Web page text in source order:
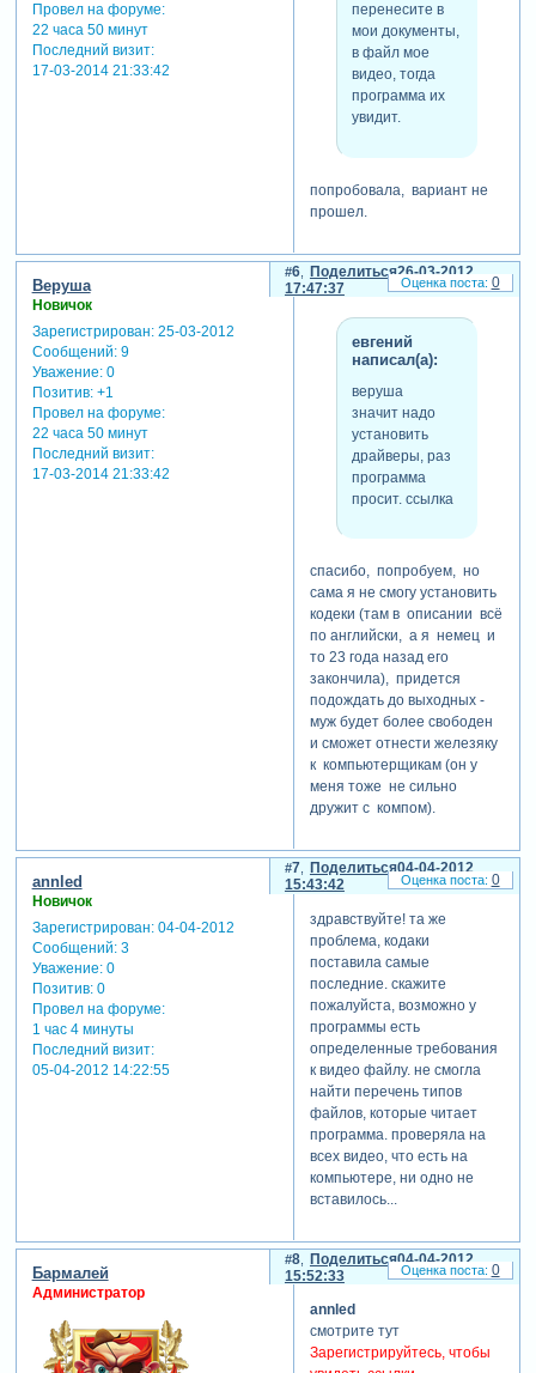
Провел на форуме:
22 часа 50 минут
Последний визит:
17-03-2014 21:33:42
перенесите в
мои документы,
в файл мое
видео, тогда
программа их
увидит.
попробовала, вариант не
прошел.
Поделиться
6
26-03-2012
17:47:37
Веруша
Новичок
Зарегистрирован: 25-03-2012
Сообщений:9
Уважение: 0
Позитив: +1
Провел на форуме:
22 часа 50 минут
Последний визит:
17-03-2014 21:33:42
евгений
написал(а):
веруша
значит надо
установить
драйверы, раз
программа
просит. ссылка
спасибо, попробуем, но
сама я не смогу установить
кодеки (там в описании всё
по английски, а я немец и
то 23 года назад его
закончила), придется
подождать до выходных -
муж будет более свободен
и сможет отнести железяку
к компьютерщикам (он у
меня тоже не сильно
дружит с компом).
0
Поделиться
7
04-04-2012
15:43:42
annled
Новичок
Зарегистрирован: 04-04-2012
Сообщений:3
Уважение: 0
Позитив: 0
Провел на форуме:
1 час 4 минуты
Последний визит:
05-04-2012 14:22:55
здравствуйте! та же
проблема, кодаки
поставила самые
последние. скажите
пожалуйста, возможно у
программы есть
определенные требования
к видео файлу. не смогла
найти перечень типов
файлов, которые читает
программа. проверяла на
всех видео, что есть на
компьютере, ни одно не
вставилось...
0
Поделиться
8
04-04-2012
15:52:33
Бармалей
Администратор
annled
смотрите тут
Зарегистрируйтесь, чтобы
0